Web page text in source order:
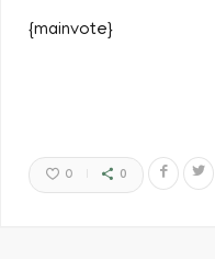
{mainvote}
0 0